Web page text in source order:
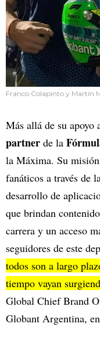
Franco Colapinto y Martín
Más allá de su apoyo
partner de la
la Máxima. Su
fanáticos a través de
desarrollo de
que brindan
carrera y un acceso
seguidores de este
todos son a largo
tiempo vayan
Global Chief Brand
Globant Argentina,